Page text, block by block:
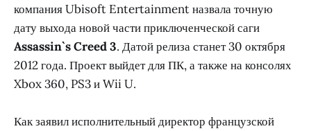
компания Ubisoft Entertainment назвала точную
дату выхода новой части приключенческой саги
Assassin`s Creed 3. Датой релиза станет 30 октября
2012 года. Проект выйдет для ПК, а также на консолях
Xbox 360, PS3 и Wii U.
Как заявил исполнительный директор французской